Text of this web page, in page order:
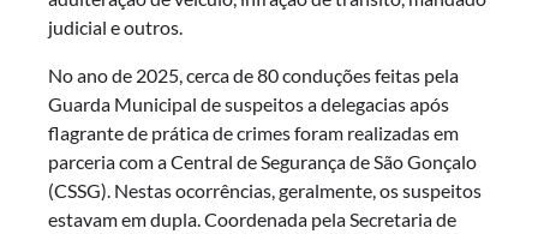
judicial e outros.
No ano de 2025, cerca de 80 conduções feitas pela
Guarda Municipal de suspeitos a delegacias após
flagrante de prática de crimes foram realizadas em
parceria com a Central de Segurança de São Gonçalo
(CSSG). Nestas ocorrências, geralmente, os suspeitos
estavam em dupla. Coordenada pela Secretaria de